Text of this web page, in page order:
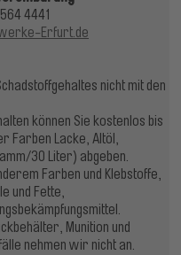
4441
Erfurt.de
nicht mit den
können Sie kostenlos bis
Farben Lacke, Altöl,
30 Liter) abgeben.
Farben und Klebstoffe,
und Fette,
Munition und
nehmen wir nicht an.